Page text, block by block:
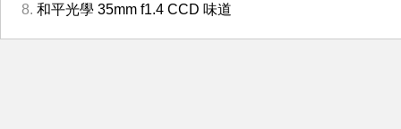
和平光學 35mm f1.4 CCD 味道